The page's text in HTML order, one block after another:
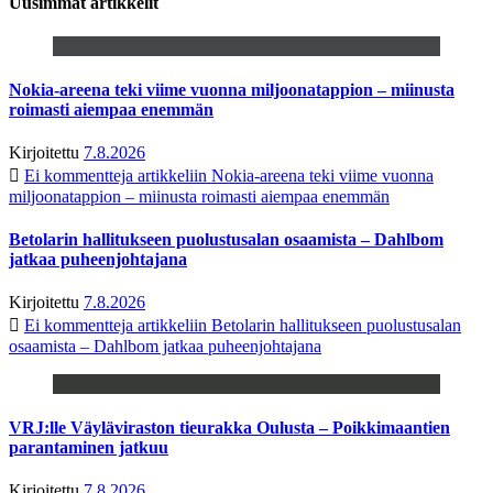
Nokia-areena teki viime vuonna miljoonatappion – miinusta
roimasti aiempaa enemmän
Kirjoitettu 7.8.2026
Ei kommentteja artikkeliin Nokia-areena teki viime vuonna
miljoonatappion – miinusta roimasti aiempaa enemmän
Betolarin hallitukseen puolustusalan osaamista – Dahlbom
jatkaa puheenjohtajana
Kirjoitettu 7.8.2026
Ei kommentteja artikkeliin Betolarin hallitukseen puolustusalan
osaamista – Dahlbom jatkaa puheenjohtajana
VRJ:lle Väyläviraston tieurakka Oulusta – Poikkimaantien
parantaminen jatkuu